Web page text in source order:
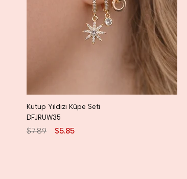
Kutup Yıldızı Küpe Seti
DFJRUW35
$5.85
$7.89